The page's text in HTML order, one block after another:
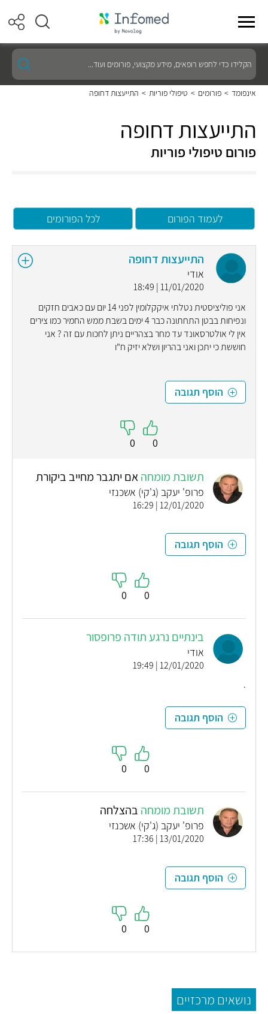
הקלידו
כדי
לחפש
רופאים,
מידע
ועוד...
אינפומד > פורומים > טיפולי פוריות > התייעצות דחופה
התייעצות דחופה
פורום טיפולי פוריות
לעמוד הפורום לכל הפורומים
התייעצות דחופה
אודי
11/01/2020 | 18:49
אני פוליציסטית נטלתי איקקלומין לפני 14 יום עם כאבים חזקים
ונפיחות בבטן התחתונה כבר 4 ימים בשבת ממש החמיר כמו צירים
אין לי אולטרסאונד עד מחר בצהריים ניתן לחכות עם זה ? אני
חוששת כי יתכן ואני בהריון ושלא יזיק ח"ו
הוסף תגובה
0
0
תשובת מומחהאם יתגבר מחייב ביקורת
פרופ' יעקב (ג'קי) אשכנזי
12/01/2020 | 16:29
הוסף תגובה
0
0
בינתיים נרגע תודה פרופסור
אודי
12/01/2020 | 19:49
.
הוסף תגובה
0
0
תשובת מומחה בהצלחה
פרופ' יעקב (ג'קי) אשכנזי
13/01/2020 | 17:36
הוסף תגובה
0
0
נושאים מרכזיים